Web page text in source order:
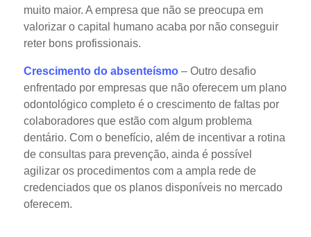
muito maior. A empresa que não se preocupa em
valorizar o capital humano acaba por não conseguir
reter bons profissionais.
Crescimento do absenteísmo– Outro desafio
enfrentado por empresas que não oferecem um plano
odontológico completo é o crescimento de faltas por
colaboradores que estão com algum problema
dentário. Com o benefício, além de incentivar a rotina
de consultas para prevenção, ainda é possível
agilizar os procedimentos com a ampla rede de
credenciados que os planos disponíveis no mercado
oferecem.